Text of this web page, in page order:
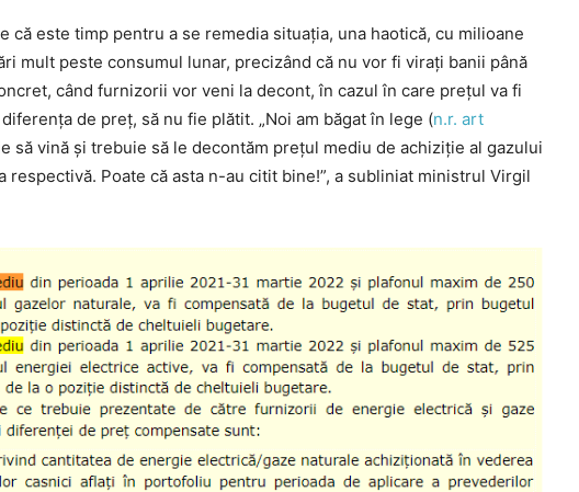
că este timp pentru a se remedia situația, una haotică, cu milioane
mult peste consumul lunar, precizând că nu vor fi virați banii până
când furnizorii vor veni la decont, în cazul în care prețul va fi
de preț, să nu fie plătit. „Noi am băgat în lege (n.r. art
să vină și trebuie să le decontăm prețul mediu de achiziție al gazului
respectivă. Poate că asta n-au citit bine!”, a subliniat ministrul Virgil